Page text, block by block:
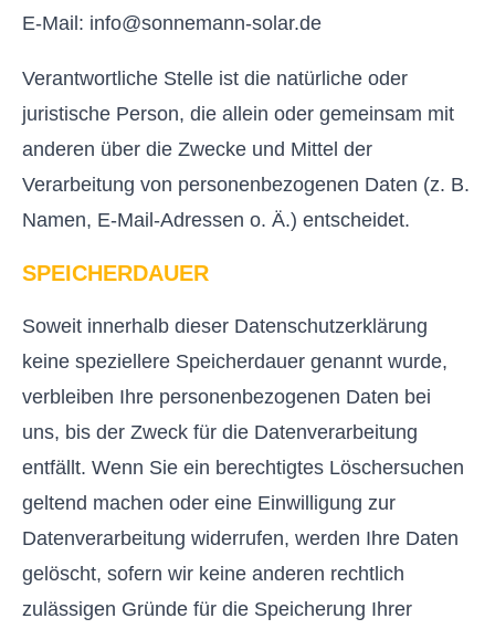
E-Mail: info@sonnemann-solar.de
Verantwortliche Stelle ist die natürliche oder
juristische Person, die allein oder gemeinsam mit
anderen über die Zwecke und Mittel der
Verarbeitung von personenbezogenen Daten (z. B.
Namen, E-Mail-Adressen o. Ä.) entscheidet.
SPEICHERDAUER
Soweit innerhalb dieser Datenschutzerklärung
keine speziellere Speicherdauer genannt wurde,
verbleiben Ihre personenbezogenen Daten bei
uns, bis der Zweck für die Datenverarbeitung
entfällt. Wenn Sie ein berechtigtes Löschersuchen
geltend machen oder eine Einwilligung zur
Datenverarbeitung widerrufen, werden Ihre Daten
gelöscht, sofern wir keine anderen rechtlich
zulässigen Gründe für die Speicherung Ihrer